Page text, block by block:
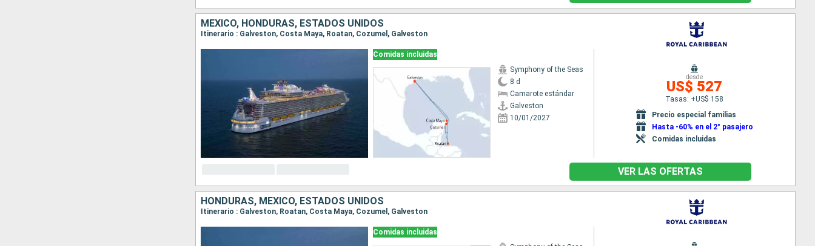
MÉXICO, HONDURAS, ESTADOS UNIDOS
Itinerario : Galveston, Costa Maya, Roatan, Cozumel, Galveston
Comidas incluidas
Symphony of the Seas
8 d
Camarote estándar
Galveston
10/01/2027
desde
US$ 527
Tasas: +US$ 158
Precio especial familias
Hasta -60% en el 2° pasajero
Comidas incluidas
VER LAS OFERTAS
HONDURAS, MÉXICO, ESTADOS UNIDOS
Itinerario : Galveston, Roatan, Costa Maya, Cozumel, Galveston
Comidas incluidas